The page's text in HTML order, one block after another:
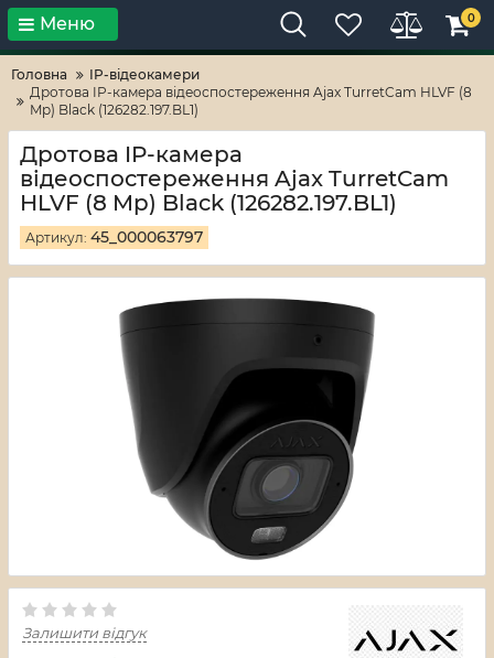
Тільки високі технології! RV-ZAFT
Меню 0
Головна
IP-відеокамери
Дротова IP-камера відеоспостереження Ajax TurretCam HLVF (8
Mp) Black (126282.197.BL1)
Дротова IP-камера
відеоспостереження Ajax TurretCam
HLVF (8 Mp) Black (126282.197.BL1)
Артикул: 45_000063797
Залишити відгук